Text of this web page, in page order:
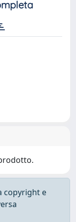
copyright e